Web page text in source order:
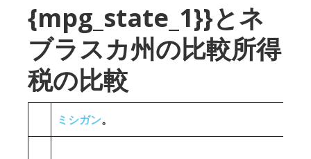
{mpg_state_1}}とネ
ブラスカ州の比較所得
税の比較
ミシガン。